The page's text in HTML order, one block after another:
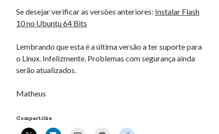
Comentários
beste roulette Met cruksem
mostbet_nsKremLista, Estrutura de dados
mostbet_tpKremUbuntu, VirtualBox 2.2 e USB
aviator_ehMtemExercicio 3 – Sistemas Operacionais II – INE5424 –
https://middle-aisle.com/2026/07/15/wat-je-moet-weten-over-
Se desejar verificar as versões anteriores: Instalar Flash
10 no Ubuntu 64 Bits
Lembrando que esta é a última versão a ter suporte para
o Linux. Infelizmente. Problemas com segurança ainda
serão atualizados.
Matheus
Compartilhe